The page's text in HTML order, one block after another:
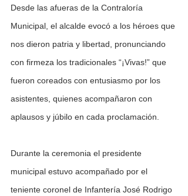
Desde las afueras de la Contraloría
Municipal, el alcalde evocó a los héroes que
nos dieron patria y libertad, pronunciando
con firmeza los tradicionales “¡Vivas!” que
fueron coreados con entusiasmo por los
asistentes, quienes acompañaron con
aplausos y júbilo en cada proclamación.
Durante la ceremonia el presidente
municipal estuvo acompañado por el
teniente coronel de Infantería José Rodrigo